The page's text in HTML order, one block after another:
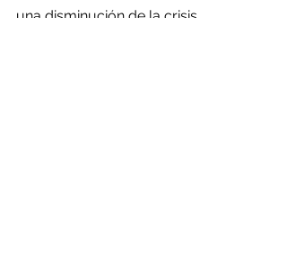
una disminución de la crisis